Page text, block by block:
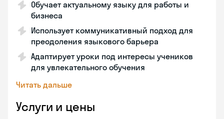
Обучает актуальному языку для работы и
бизнеса
Использует коммуникативный подход для
преодоления языкового барьера
Адаптирует уроки под интересы учеников
для увлекательного обучения
Читать дальше
Услуги и цены